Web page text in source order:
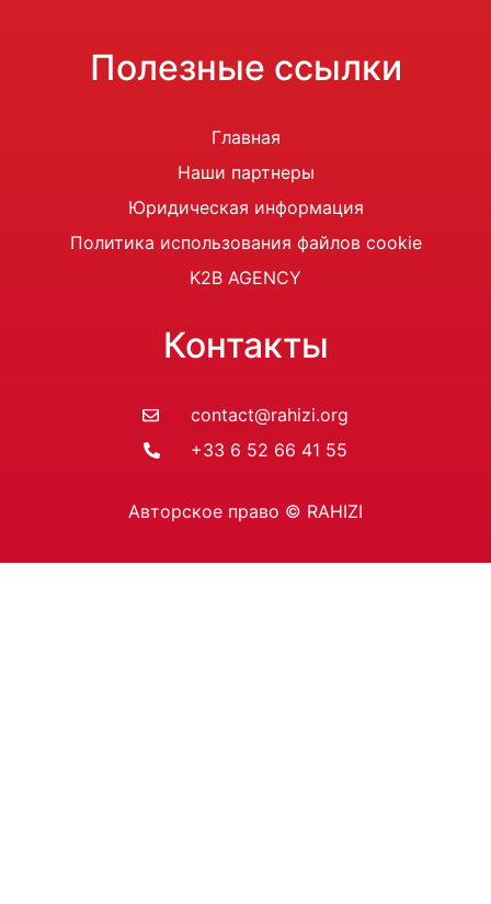
Полезные ссылки
Главная
Наши партнеры
Юридическая информация
Политика использования файлов cookie
K2B AGENCY
Контакты
contact@rahizi.org
+33 6 52 66 41 55
Авторское право © RAHIZI